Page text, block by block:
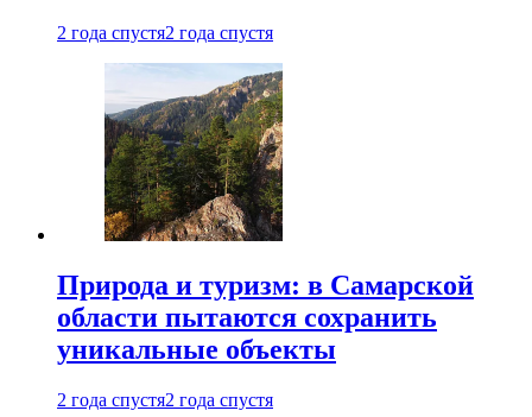
2 года спустя2 года спустя
Природа и туризм: в Самарской
области пытаются сохранить
уникальные объекты
2 года спустя2 года спустя